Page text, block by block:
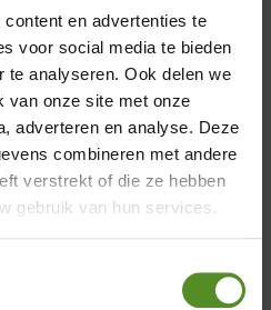
en advertenties te
voor social media te bieden
te analyseren. Ook delen we
van onze site met onze
adverteren en analyse. Deze
combineren met andere
verstrekt of die ze hebben
gebruik van hun services.
Intense HR 8 cm
€135,00
Breda
– 17:00
×